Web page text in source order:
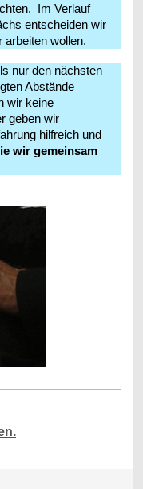
Im Verlauf
entscheiden wir
wollen.
nur den nächsten
Abstände
wir keine
geben wir
hilfreich und
wir gemeinsam